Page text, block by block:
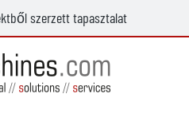
szerzett tapasztalat